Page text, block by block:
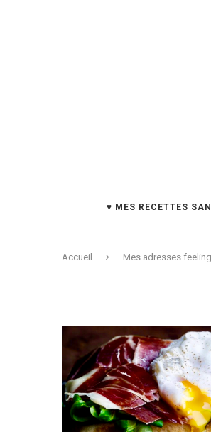
♥ MES RECETTES
Accueil Mes adresses feeling